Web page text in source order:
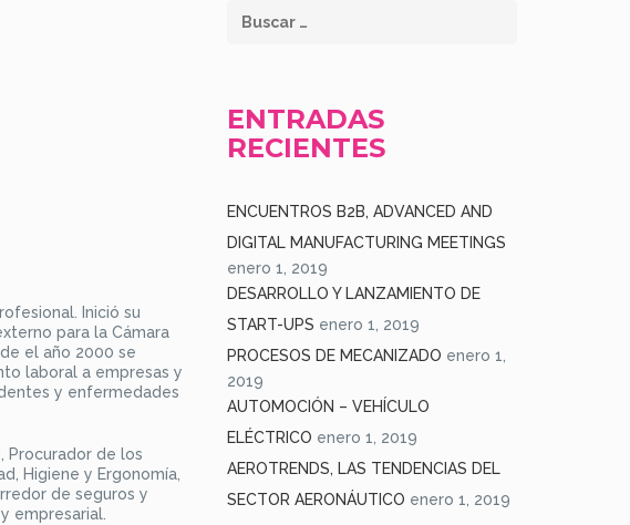
Inició su
para la Cámara
el año 2000 se
laboral a empresas y
y enfermedades
Procurador de los
Higiene y Ergonomía,
de seguros y
empresarial.
ENTRADAS
RECIENTES
ENCUENTROS B2B, ADVANCED AND
DIGITAL MANUFACTURING MEETINGS
enero 1, 2019
DESARROLLO Y LANZAMIENTO DE
START-UPS enero 1, 2019
PROCESOS DE MECANIZADO enero 1,
2019
AUTOMOCIÓN – VEHÍCULO
ELÉCTRICO enero 1, 2019
AEROTRENDS, LAS TENDENCIAS DEL
SECTOR AERONÁUTICO enero 1, 2019